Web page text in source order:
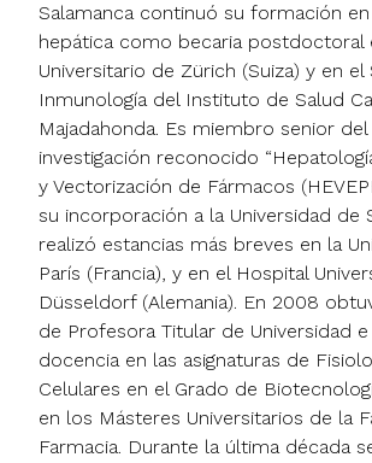
Salamanca continuó su formación
hepática como becaria postdoctoral
Universitario de Zürich (Suiza) y en el
Inmunología del Instituto de Salud
Majadahonda. Es miembro senior
investigación reconocido
y Vectorización de Fármacos
su incorporación a la Universidad de
realizó estancias más breves en la
París (Francia), y en el Hospital
Düsseldorf (Alemania). En 2008
de Profesora Titular de Universidad
docencia en las asignaturas de
Celulares en el Grado de
en los Másteres Universitarios de la
Farmacia. Durante la última década